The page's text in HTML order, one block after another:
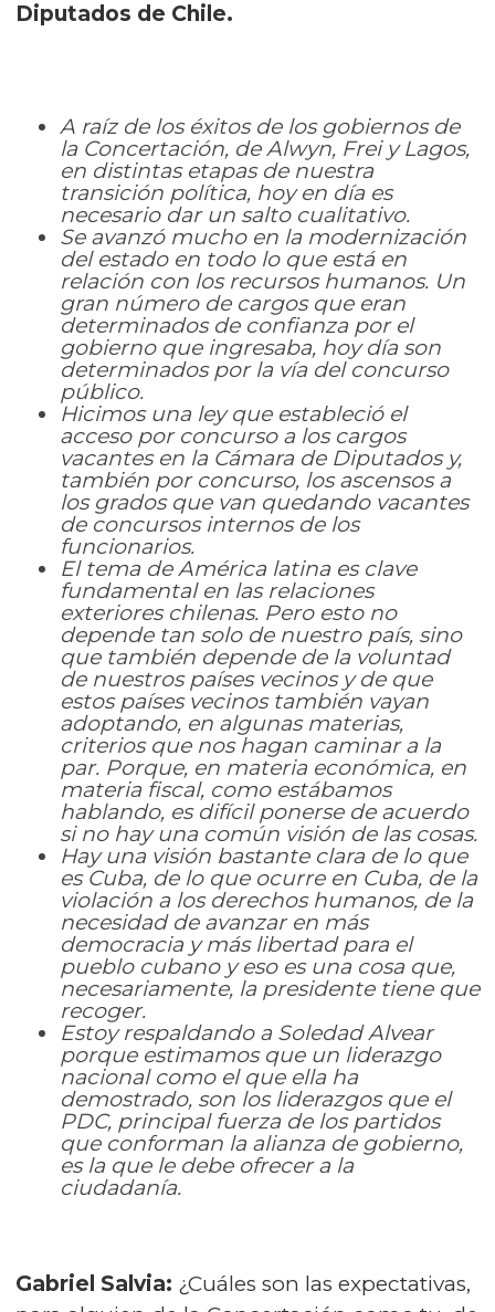
Diputados de Chile.
A raíz de los éxitos de los gobiernos de
la Concertación, de Alwyn, Frei y Lagos,
en distintas etapas de nuestra
transición política, hoy en día es
necesario dar un salto cualitativo.
Se avanzó mucho en la modernización
del estado en todo lo que está en
relación con los recursos humanos. Un
gran número de cargos que eran
determinados de confianza por el
gobierno que ingresaba, hoy día son
determinados por la vía del concurso
público.
Hicimos una ley que estableció el
acceso por concurso a los cargos
vacantes en la Cámara de Diputados y,
también por concurso, los ascensos a
los grados que van quedando vacantes
de concursos internos de los
funcionarios.
El tema de América latina es clave
fundamental en las relaciones
exteriores chilenas. Pero esto no
depende tan solo de nuestro país, sino
que también depende de la voluntad
de nuestros países vecinos y de que
estos países vecinos también vayan
adoptando, en algunas materias,
criterios que nos hagan caminar a la
par. Porque, en materia económica, en
materia fiscal, como estábamos
hablando, es difícil ponerse de acuerdo
si no hay una común visión de las cosas.
Hay una visión bastante clara de lo que
es Cuba, de lo que ocurre en Cuba, de la
violación a los derechos humanos, de la
necesidad de avanzar en más
democracia y más libertad para el
pueblo cubano y eso es una cosa que,
necesariamente, la presidente tiene que
recoger.
Estoy respaldando a Soledad Alvear
porque estimamos que un liderazgo
nacional como el que ella ha
demostrado, son los liderazgos que el
PDC, principal fuerza de los partidos
que conforman la alianza de gobierno,
es la que le debe ofrecer a la
ciudadanía.
Gabriel Salvia: ¿Cuáles son las expectativas,